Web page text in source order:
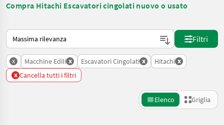
Compra Hitachi Escavatori cingolati nuovo o usato
Ecco come viene ordinato su Landwirt.com
Filtri
x Macchine Edili x Escavatori Cingolati x Hitachi x
x Cancella tutti i filtri
Elenco Griglia